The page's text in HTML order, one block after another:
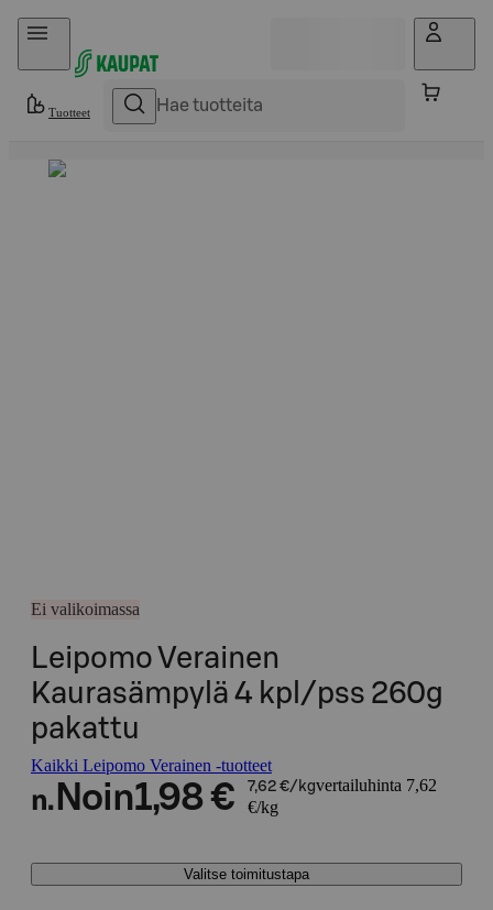
Hyppää sisältöön
Tuotteet
Ei valikoimassa
Leipomo Verainen
Kaurasämpylä 4 kpl/pss 260g
pakattu
Kaikki Leipomo Verainen -tuotteet
n. Noin1,98 € 7,62 €/kgvertailuhinta 7,62
€/kg
Valitse toimitustapa